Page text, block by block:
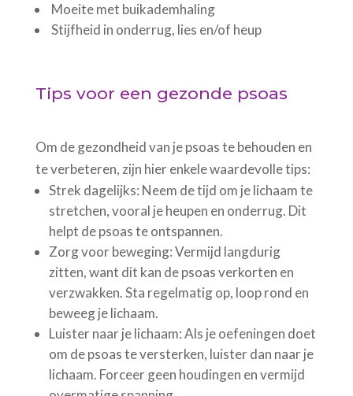
Moeite met buikademhaling
Stijfheid in onderrug, lies en/of heup
Tips voor een gezonde psoas
Om de gezondheid van je psoas te behouden en
te verbeteren, zijn hier enkele waardevolle tips:
Strek dagelijks: Neem de tijd om je lichaam te
stretchen, vooral je heupen en onderrug. Dit
helpt de psoas te ontspannen.
Zorg voor beweging: Vermijd langdurig
zitten, want dit kan de psoas verkorten en
verzwakken. Sta regelmatig op, loop rond en
beweeg je lichaam.
Luister naar je lichaam: Als je oefeningen doet
om de psoas te versterken, luister dan naar je
lichaam. Forceer geen houdingen en vermijd